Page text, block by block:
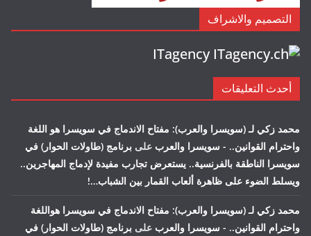
التصميم والاشراف
ITagency
أحدث التعليقات
محمد زكي لـ (سويسرا والعرب): مفتاح الاندماج في سويسرا هو اللغة
واحترام القوانين.. - سويسرا والعرب على برنامج (طاولات الحوار) في
سويسرا الناطقة بالفرنسية.. يستعرض تجارب مفيدة لإدماج المهاجرين..
ويسلط الضوء على ظاهرة ألعاب القمار بين الشباب…!
محمد زكي لـ (سويسرا والعرب): مفتاح الاندماج في سويسرا هواللغة
واحترام القوانين.. - سويسرا والعرب على برنامج (طاولات الحوار) في